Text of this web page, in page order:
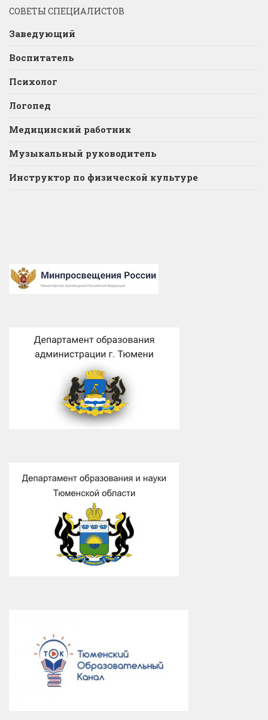
СОВЕТЫ СПЕЦИАЛИСТОВ
Заведующий
Воспитатель
Психолог
Логопед
Медицинский работник
Музыкальный руководитель
Инструктор по физической культуре